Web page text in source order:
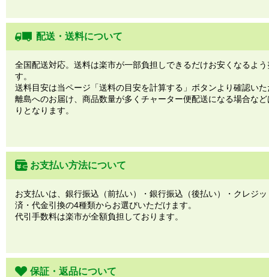
配送・送料について
全国配送対応。送料は楽市が一部負担しできるだけお安くなるよ
す。
送料目安は当ページ「送料の目安を計算する」ボタンより確認い
離島へのお届け、商品数量が多くチャーター便配送になる場合な
りとなります。
お支払い方法について
お支払いは、銀行振込（前払い）・銀行振込（後払い）・クレジ
済・代金引換の4種類からお選びいただけます。
代引手数料は楽市が全額負担しております。
保証・返品について